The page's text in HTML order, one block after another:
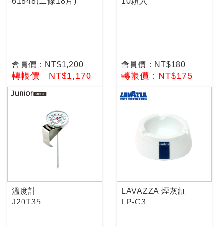
會員價：NT$1,200
轉帳價：NT$1,170
會員價：NT$180
轉帳價：NT$175
溫度計
J20T35
LAVAZZA 煙灰缸
LP-C3